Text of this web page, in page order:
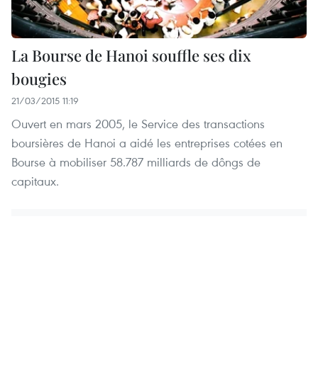
La Bourse de Hanoi souffle ses dix
bougies
21/03/2015 11:19
Ouvert en mars 2005, le Service des transactions
boursières de Hanoi a aidé les entreprises cotées en
Bourse à mobiliser 58.787 milliards de dôngs de
capitaux.